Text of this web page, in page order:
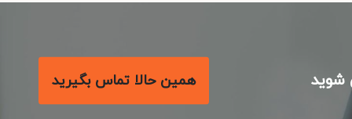
همین حالا تماس بگیرید